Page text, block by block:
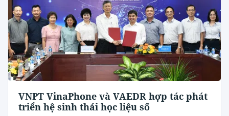
VNPT VinaPhone và VAEDR hợp tác phát
triển hệ sinh thái học liệu số